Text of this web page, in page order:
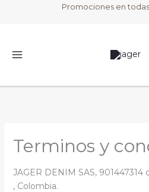
Promociones en
Terminos y
JAGER DENIM SAS, 901447314
, Colombia.